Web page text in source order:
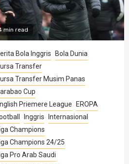
min read
Bola Inggris
Bola Dunia
Transfer
Transfer Musim Panas
Cup
Priemere League
EROPA
Inggris
Internasional
Champions
Champions 24/25
Pro Arab Saudi